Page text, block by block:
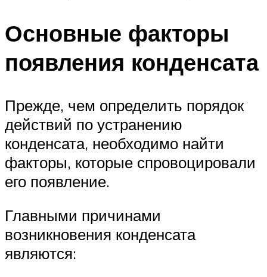
Основные факторы
появления конденсата
Прежде, чем определить порядок
действий по устранению
конденсата, необходимо найти
факторы, которые спровоцировали
его появление.
Главными причинами
возникновения конденсата
являются: